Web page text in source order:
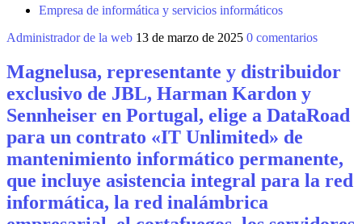
Empresa de informática y servicios informáticos
Administrador de la web 13 de marzo de 2025 0 comentarios
Magnelusa, representante y distribuidor
exclusivo de JBL, Harman Kardon y
Sennheiser en Portugal, elige a DataRoad
para un contrato «IT Unlimited» de
mantenimiento informático permanente,
que incluye asistencia integral para la red
informática, la red inalámbrica